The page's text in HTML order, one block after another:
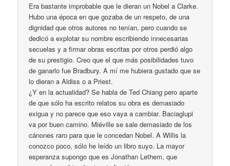
Era bastante improbable que le dieran un Nobel a Clarke.
Hubo una época en que gozaba de un respeto, de una
dignidad que otros autores no tenían, pero cuando se
dedicó a explotar su nombre escribiendo innecesarias
secuelas y a firmar obras escritas por otros perdió algo
de su prestigio. Creo que el que más posibilidades tuvo
de ganarlo fue Bradbury. A mí me hubiera gustado que se
lo dieran a Aldiss o a Priest.
¿Y en la actualidad? Se habla de Ted Chiang pero aparte
de que sólo ha escrito relatos su obra es demasiado
exigua y no parece que eso vaya a cambiar. Baciaglupi
va por buen camino. Miéville se sale demasiado de los
cánones raro para que le concedan Nobel. A Willis la
conozco poco, sólo he leído un libro suyo. La mayor
esperanza supongo que es Jonathan Lethem, que